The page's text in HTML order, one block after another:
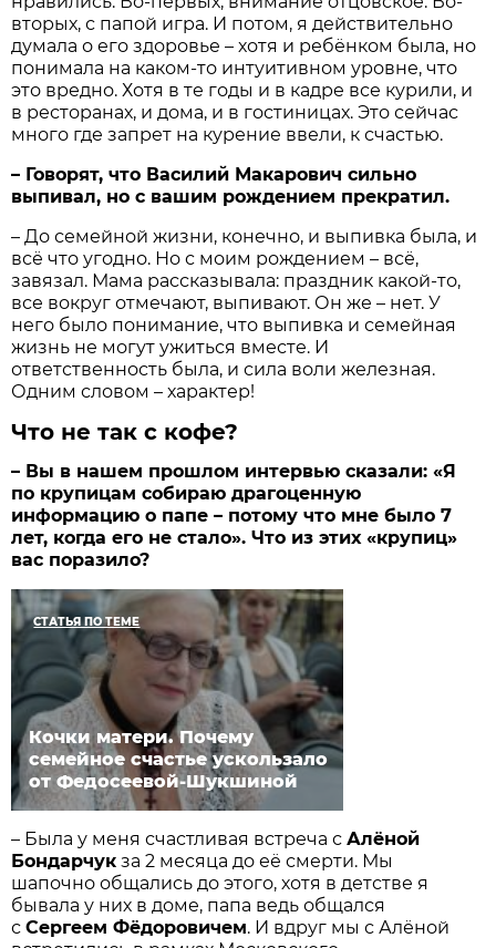
вторых, с папой игра. И потом, я действительно
думала о его здоровье – хотя и ребёнком была, но
понимала на каком-то интуитивном уровне, что
это вредно. Хотя в те годы и в кадре все курили, и
в ресторанах, и дома, и в гостиницах. Это сейчас
много где запрет на курение ввели, к счастью.
– Говорят, что Василий Макарович сильно
выпивал, но с вашим рождением прекратил.
– До семейной жизни, конечно, и выпивка была, и
всё что угодно. Но с моим рождением – всё,
завязал. Мама рассказывала: праздник какой-то,
все вокруг отмечают, выпивают. Он же – нет. У
него было понимание, что выпивка и семейная
жизнь не могут ужиться вместе. И
ответственность была, и сила воли железная.
Одним словом – характер!
Что не так с кофе?
– Вы в нашем прошлом интервью сказали: «Я
по крупицам собираю драгоценную
информацию о папе – потому что мне было 7
лет, когда его не стало». Что из этих «крупиц»
вас поразило?
СТАТЬЯ ПО ТЕМЕ
Кочки матери. Почему
семейное счастье ускользало
от Федосеевой-Шукшиной
– Была у меня счастливая встреча сАлёной
Бондарчук за 2 месяца до её смерти. Мы
шапочно общались до этого, хотя в детстве я
бывала у них в доме, папа ведь общался
сСергеем Фёдоровичем. И вдруг мы с Алёной